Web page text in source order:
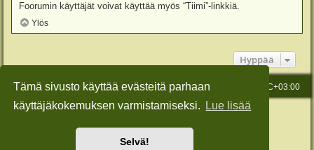
Tämä sivusto käyttää evästeitä parhaan
käyttäjäkokemuksen varmistamiseksi.
Lue lisää
Selvä!
Foorumin käyttäjät voivat käyttää myös “Tiimi”-linkkiä.
Ylös
Hyppää
Etusivu Kaikki ajat ovat UTC+03:00
Viesti Ylläpidolle
Keskustelufoorumin ohjelmistophpBB® Forum Software © phpBB Limited